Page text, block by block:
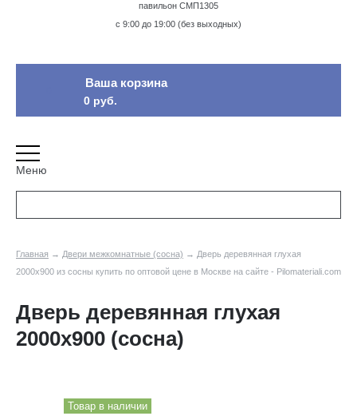
павильон СМП1305
c 9:00 до 19:00 (без выходных)
Ваша корзина
0 руб.
Меню
Главная → Двери межкомнатные (сосна) → Дверь деревянная глухая
2000х900 из сосны купить по оптовой цене в Москве на сайте - Pilomateriali.com
Дверь деревянная глухая
2000х900 (сосна)
Товар в наличии